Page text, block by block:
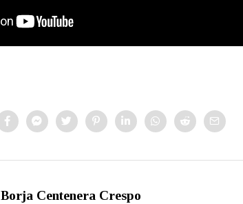
Borja Centenera Crespo